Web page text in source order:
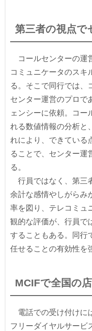
第三者の視点で
コールセンターの運
コミュニケータのスキ
る。そこで同行では、
センター運営のプロで
ェンシーに依頼。コー
れる数値情報の分析と
れにより、できている
ることで、センター運
る。
行員ではなく、第三
余計な感情やしがらみ
率を図り、テレコミュ
観的な評価が、行員で
することもある。同行
任せることの有効性を
MCIFで全国の
電話での受け付けに
フリーダイヤルサービ